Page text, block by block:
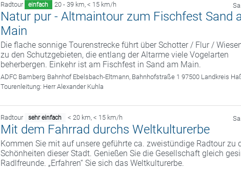
Radtour einfach 20 - 39 km, < 15 km/h
Natur pur - Altmaintour zum Fischfest Sand
Main
Die flache sonnige Tourenstrecke führt über Schotter / Flur /
zu den Schutzgebieten, die entlang der Altarme viele Vogelarten
beherbergen. Einkehr ist am Fischfest in Sand am Main.
ADFC Bamberg Bahnhof Ebelsbach-Eltmann, Bahnhofstraße 1 97500 Landkreis
Tourenleitung: Herr Alexander Kuhla
Radtour sehr einfach < 20 km, < 15 km/h
Mit dem Fahrrad durchs Weltkulturerbe
Kommen Sie mit auf unsere geführte ca. zweistündige Radtour zu
Schönheiten dieser Stadt. Genießen Sie die Gesellschaft gleich
Radlfreunde. „Erfahren“ Sie sich das Weltkulturerbe.